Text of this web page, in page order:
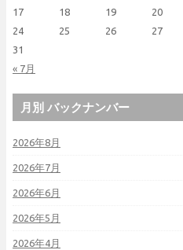
« 7月
17
18 19 20
24
25 26 27
31
月別 バックナンバー
2026年8月
2026年7月
2026年6月
2026年5月
2026年4月